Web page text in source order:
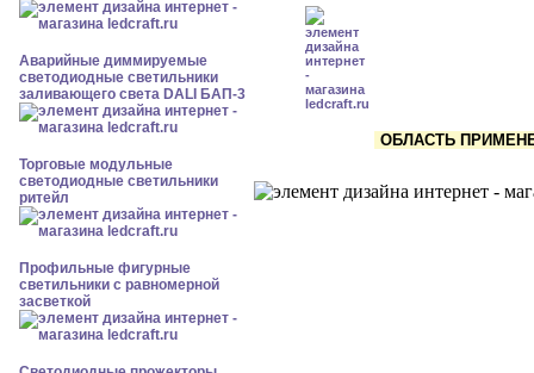
Аварийные диммируемые
светодиодные светильники
заливающего света DALI БАП-3
Торговые модульные
светодиодные светильники
ритейл
Профильные фигурные
светильники с равномерной
засветкой
ОБЛАСТЬ